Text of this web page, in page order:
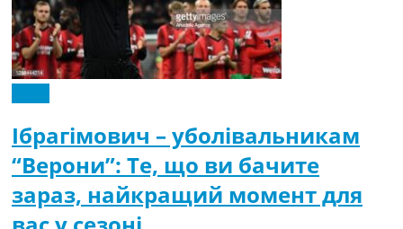
Ібрагімович – уболівальникам
“Верони”: Те, що ви бачите
зараз, найкращий момент для